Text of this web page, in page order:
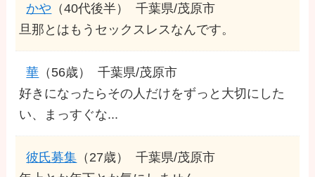
かや （40代後半）
千葉県/茂原市
旦那とはもうセックスレスなんです。
華 （56歳）
千葉県/茂原市
好きになったらその人だけをずっと大切にした
い、まっすぐな...
彼氏募集 （27歳）
千葉県/茂原市